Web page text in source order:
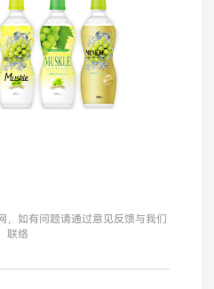
，如有问题请通过意见反馈与我们
联络